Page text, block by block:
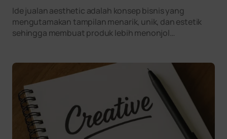
Ide jualan aesthetic adalah konsep bisnis yang
mengutamakan tampilan menarik, unik, dan estetik
sehingga membuat produk lebih menonjol…